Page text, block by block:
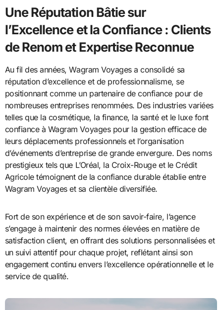
Une Réputation Bâtie sur
l’Excellence et la Confiance : Clients
de Renom et Expertise Reconnue
Au fil des années, Wagram Voyages a consolidé sa
réputation d’excellence et de professionnalisme, se
positionnant comme un partenaire de confiance pour de
nombreuses entreprises renommées. Des industries variées
telles que la cosmétique, la finance, la santé et le luxe font
confiance à Wagram Voyages pour la gestion efficace de
leurs déplacements professionnels et l’organisation
d’événements d’entreprise de grande envergure. Des noms
prestigieux tels que L’Oréal, la Croix-Rouge et le Crédit
Agricole témoignent de la confiance durable établie entre
Wagram Voyages et sa clientèle diversifiée.
Fort de son expérience et de son savoir-faire, l’agence
s’engage à maintenir des normes élevées en matière de
satisfaction client, en offrant des solutions personnalisées et
un suivi attentif pour chaque projet, reflétant ainsi son
engagement continu envers l’excellence opérationnelle et le
service de qualité.